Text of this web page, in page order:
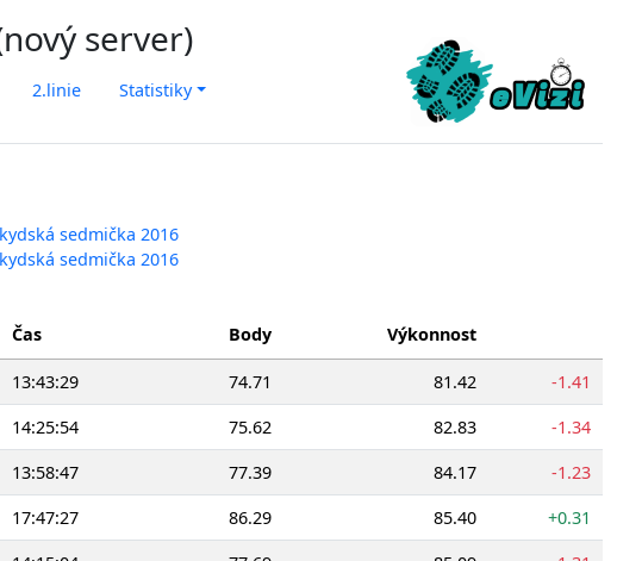
server)
2.linie Statistiky
sedmička 2016
sedmička 2016
Čas Body Výkonnost
13:43:29 74.71 81.42
-1.41
14:25:54 75.62 82.83
-1.34
13:58:47 77.39 84.17
-1.23
17:47:27 86.29 85.40
+0.31